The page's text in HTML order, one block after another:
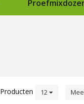
Producten 12